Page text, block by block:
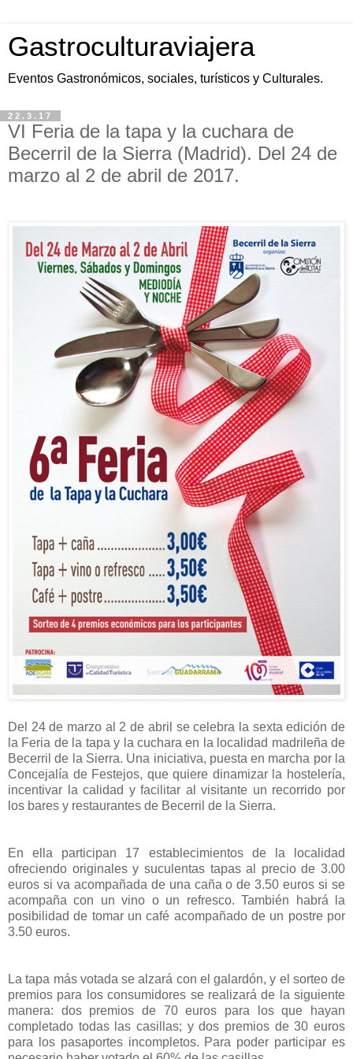
Gastroculturaviajera
Eventos Gastronómicos, sociales, turísticos y Culturales.
22.3.17
VI Feria de la tapa y la cuchara de
Becerril de la Sierra (Madrid). Del 24 de
marzo al 2 de abril de 2017.
Del 24 de marzo al 2 de abril se celebra la sexta edición de
la Feria de la tapa y la cuchara en la localidad madrileña de
Becerril de la Sierra. Una iniciativa, puesta en marcha por la
Concejalía de Festejos, que quiere dinamizar la hostelería,
incentivar la calidad y facilitar al visitante un recorrido por
los bares y restaurantes de Becerril de la Sierra.
En ella participan 17 establecimientos de la localidad
ofreciendo originales y suculentas tapas al precio de 3.00
euros si va acompañada de una caña o de 3.50 euros si se
acompaña con un vino o un refresco. También habrá la
posibilidad de tomar un café acompañado de un postre por
3.50 euros.
La tapa más votada se alzará con el galardón, y el sorteo de
premios para los consumidores se realizará de la siguiente
manera: dos premios de 70 euros para los que hayan
completado todas las casillas; y dos premios de 30 euros
para los pasaportes incompletos. Para poder participar es